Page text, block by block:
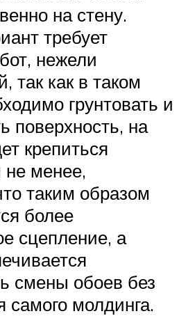
на стену.
требует
нежели
так как в таком
грунтовать и
поверхность, на
крепиться
не менее,
таким образом
более
сцепление, а
смены обоев без
самого молдинга.